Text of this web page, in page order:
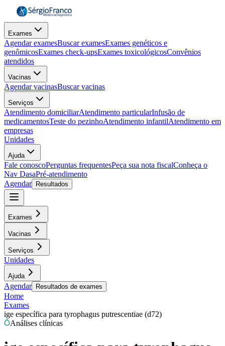
Exames
Agendar examesBuscar examesExames genéticos e
genômicosExames check-upsExames toxicológicosConvênios
atendidos
Vacinas
Agendar vacinasBuscar vacinas
Serviços
Atendimento domiciliarAtendimento particularInfusão de
medicamentosTeste do pezinhoAtendimento infantilAtendimento em
empresas
Unidades
Ajuda
Fale conoscoPerguntas frequentesPeça sua nota fiscalConheça o
Nav DasaPré-atendimento
Agendar
Resultados
Exames
Vacinas
Serviços
Unidades
Ajuda
Agendar Resultados de exames
Home
Exames
ige específica para tyrophagus putrescentiae (d72)
Análises clínicas